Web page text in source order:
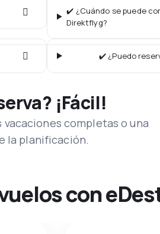
✔️ ¿Cuándo se puede
Direktflyg?
✔️ ¿Puedo
¡Fácil!
completas o una
la planificación.
con